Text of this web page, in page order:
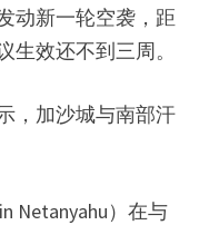
动新一轮空袭，距
效还不到三周。
，加沙城与南部汗
Netanyahu）在与